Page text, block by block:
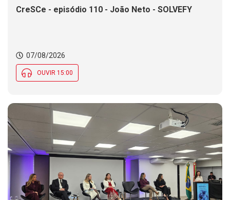
CreSCe - episódio 110 - João Neto - SOLVEFY
07/08/2026
OUVIR 15:00